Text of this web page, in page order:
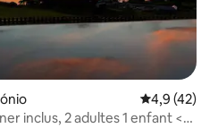
Évaluation
4,9 (42)
inclus, 2 adultes 1 enfant <